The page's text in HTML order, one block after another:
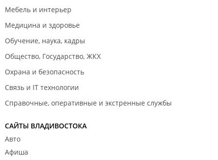
Мебель и интерьер
Медицина и здоровье
Обучение, наука, кадры
Общество, Государство, ЖКХ
Охрана и безопасность
Связь и IT технологии
Справочные, оперативные и экстренные службы
САЙТЫ ВЛАДИВОСТОКА
Авто
Афиша